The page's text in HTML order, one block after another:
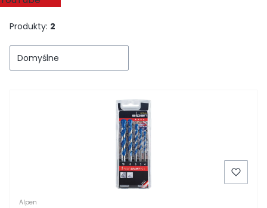
Produkty: 2
Domyślne
Alpen